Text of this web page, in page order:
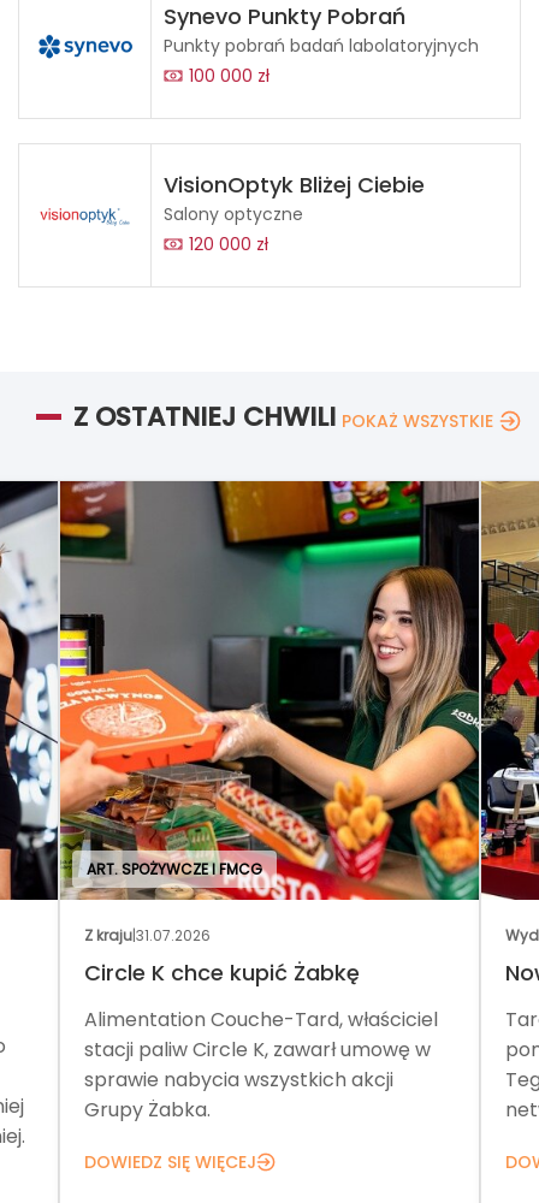
Synevo Punkty Pobrań
Punkty pobrań badań labolatoryjnych
100 000 zł
VisionOptyk Bliżej Ciebie
Salony optyczne
120 000 zł
Z OSTATNIEJ CHWILI POKAŻ WSZYSTKIE
ART. SPOŻYWCZE I FMCG
Z kraju|31.07.2026
Circle K chce kupić Żabkę
Alimentation Couche-Tard, właściciel
stacji paliw Circle K, zawarł umowę w
sprawie nabycia wszystkich akcji
Grupy Żabka.
DOWIEDZ SIĘ WIĘCEJ